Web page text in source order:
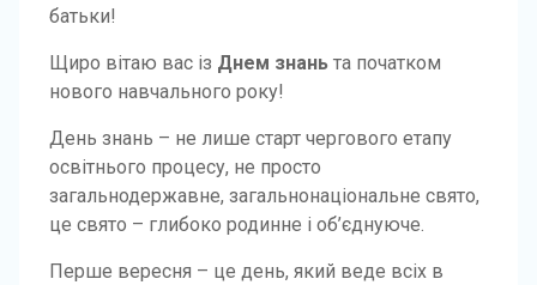
батьки!
Щиро вітаю вас із Днем знаньта початком
нового навчального року!
День знань – не лише старт чергового етапу
освітнього процесу, не просто
загальнодержавне, загальнонаціональне свято,
це свято – глибоко родинне і об’єднуюче.
Перше вересня – це день, який веде всіх в